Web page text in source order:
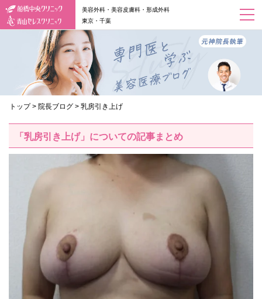
美容外科・美容皮膚科・形成外科
東京・千葉
トップ > 院長ブログ > 乳房引き上げ
「乳房引き上げ」についての記事まとめ